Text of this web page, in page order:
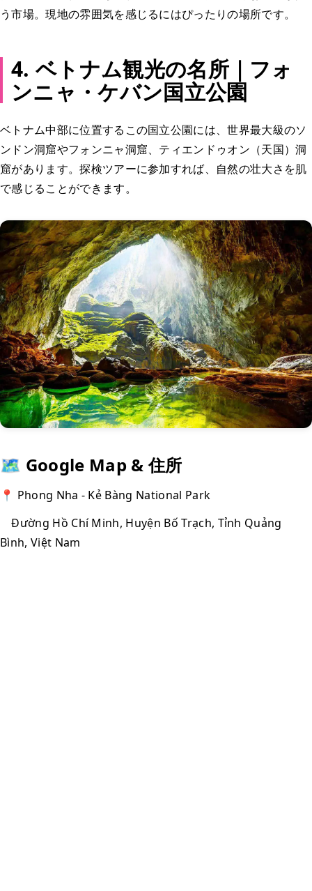
う市場。現地の雰囲気を感じるにはぴったりの場所です。
4. ベトナム観光の名所｜フォ
ンニャ・ケバン国立公園
ベトナム中部に位置するこの国立公園には、世界最大級のソ
ンドン洞窟やフォンニャ洞窟、ティエンドゥオン（天国）洞
窟があります。探検ツアーに参加すれば、自然の壮大さを肌
で感じることができます。
🗺 Google Map & 住所
📍 Phong Nha - Kẻ Bàng National Park
Đường Hồ Chí Minh, Huyện Bố Trạch, Tỉnh Quảng
Bình, Việt Nam